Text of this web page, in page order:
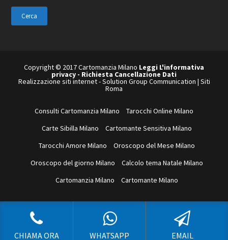
questo
sito
web
Copyright © 2017 Cartomanzia Milano Leggi L'informativa
privacy - Richiesta Cancellazione Dati
Realizzazione siti internet-Solution Group Communication | Siti
Roma
Consulti Cartomanzia Milano
Tarocchi Online Milano
Carte Sibilla Milano
Cartomante Sensitiva Milano
Tarocchi Amore Milano
Oroscopo del Mese Milano
Oroscopo del giorno Milano
Calcolo tema Natale Milano
Cartomanzia Milano
Cartomante Milano
CHIAMA ORA WHATSAPP EMAIL